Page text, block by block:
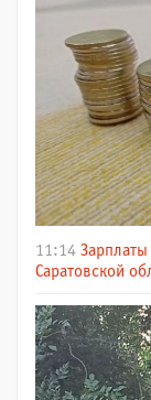
11:14
Саратовской